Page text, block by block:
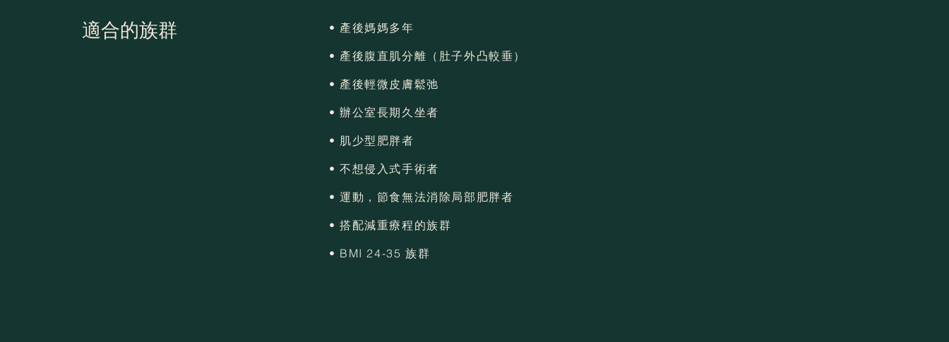
適合的族群
• 產後媽媽多年
• 產後腹直肌分離（肚子外凸較垂）
• 產後輕微皮膚鬆弛
• 辦公室長期久坐者
• 肌少型肥胖者
• 不想侵入式手術者
• 運動，節食無法消除局部肥胖者
• 搭配減重療程的族群
• BMI 24-35 族群